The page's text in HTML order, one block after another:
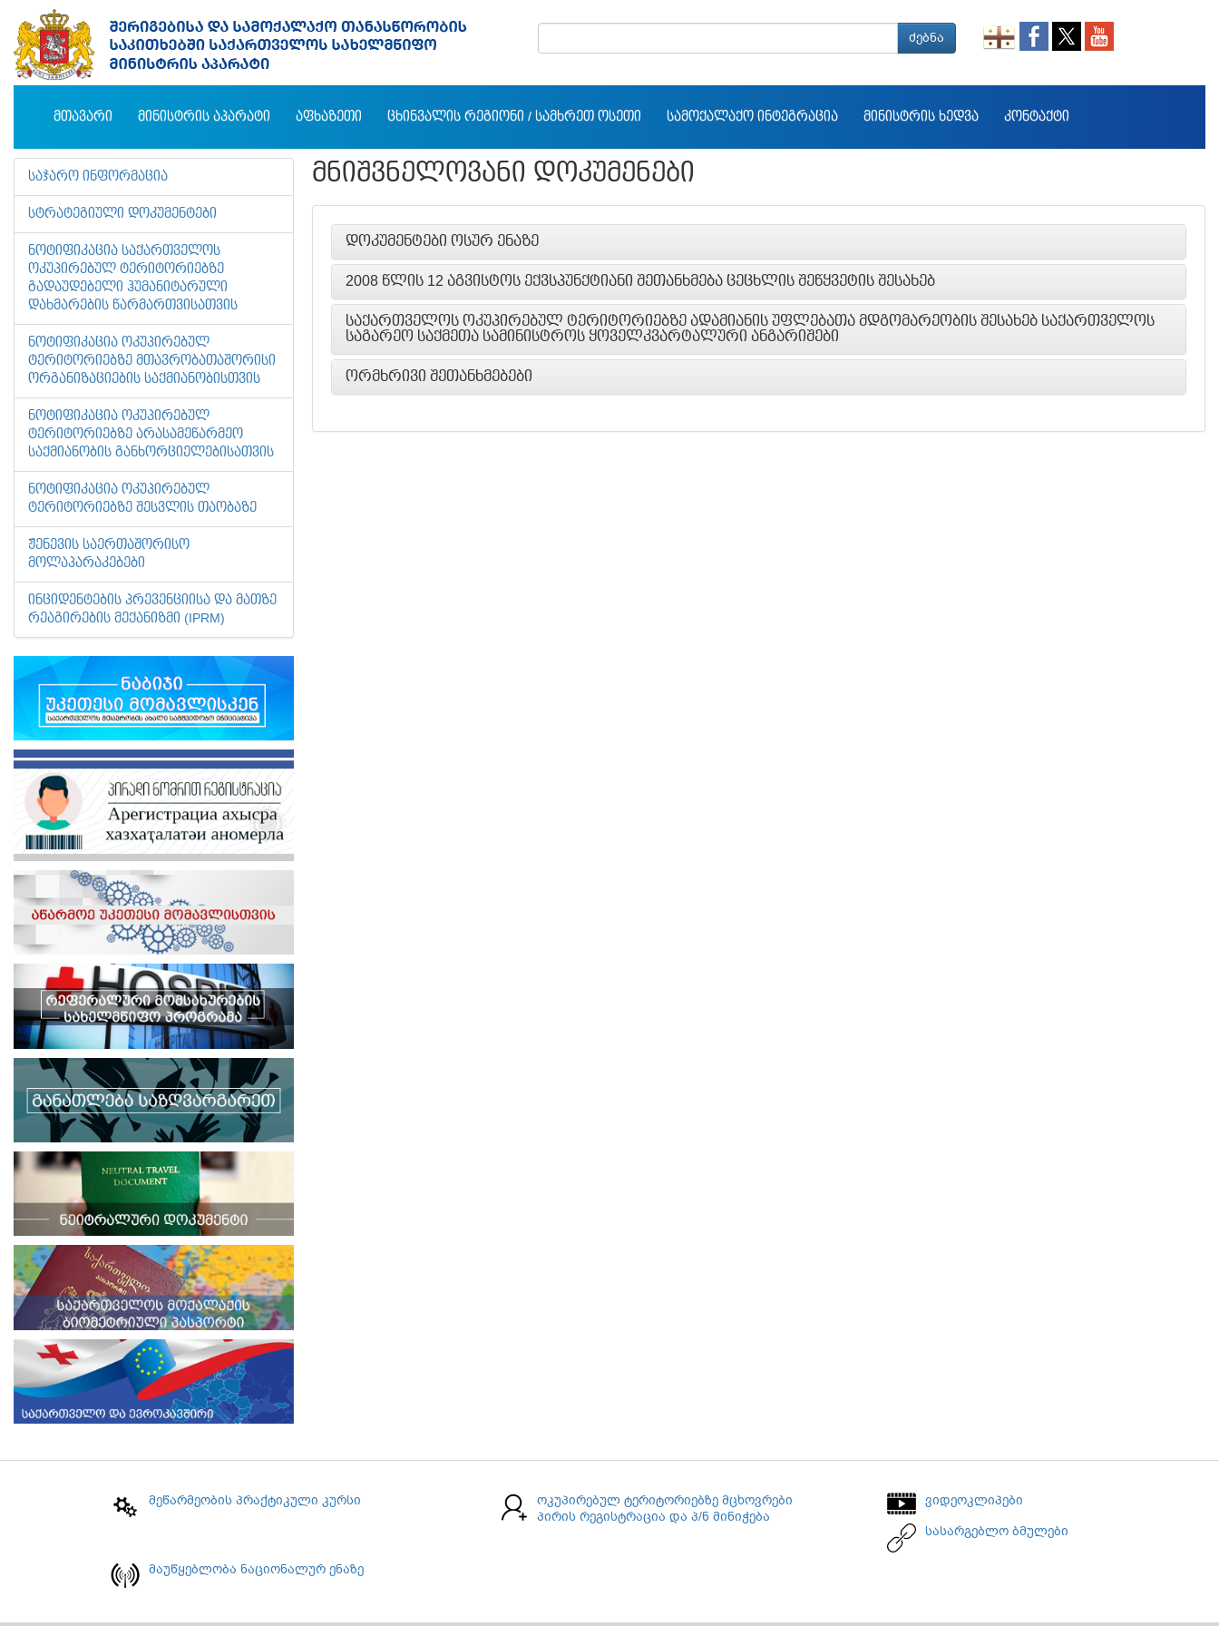
ძებნა
ᲛᲗᲐᲕᲐᲠᲘ ᲛᲘᲜᲘᲡᲢᲠᲘᲡ ᲐᲞᲐᲠᲐᲢᲘ ᲐᲤᲮᲐᲖᲔᲗᲘ ᲪᲮᲘᲜᲕᲐᲚᲘᲡ ᲠᲔᲒᲘᲝᲜᲘ / ᲡᲐᲛᲮᲠᲔᲗ ᲝᲡᲔᲗᲘ ᲡᲐᲛᲝᲥᲐᲚᲐᲥᲝ ᲘᲜᲢᲔᲒᲠᲐᲪᲘᲐ ᲛᲘᲜᲘᲡᲢᲠᲘᲡ ᲮᲔᲓᲕᲐ ᲙᲝᲜᲢᲐᲥᲢᲘ
ᲡᲐᲯᲐᲠᲝ ᲘᲜᲤᲝᲠᲛᲐᲪᲘᲐ
ᲡᲢᲠᲐᲢᲔᲒᲘᲣᲚᲘ ᲓᲝᲙᲣᲛᲔᲜᲢᲔᲑᲘ
ᲜᲝᲢᲘᲤᲘᲙᲐᲪᲘᲐ ᲡᲐᲥᲐᲠᲗᲕᲔᲚᲝᲡ
ᲝᲙᲣᲞᲘᲠᲔᲑᲣᲚ ᲢᲔᲠᲘᲢᲝᲠᲘᲔᲑᲖᲔ
ᲒᲐᲓᲐᲣᲓᲔᲑᲔᲚᲘ ᲰᲣᲛᲐᲜᲘᲢᲐᲠᲣᲚᲘ
ᲓᲐᲮᲛᲐᲠᲔᲑᲘᲡ ᲬᲐᲠᲛᲐᲠᲗᲕᲘᲡᲐᲗᲕᲘᲡ
ᲜᲝᲢᲘᲤᲘᲙᲐᲪᲘᲐ ᲝᲙᲣᲞᲘᲠᲔᲑᲣᲚ
ᲢᲔᲠᲘᲢᲝᲠᲘᲔᲑᲖᲔ ᲛᲗᲐᲕᲠᲝᲑᲐᲗᲐᲨᲝᲠᲘᲡᲘ
ᲝᲠᲒᲐᲜᲘᲖᲐᲪᲘᲔᲑᲘᲡ ᲡᲐᲥᲛᲘᲐᲜᲝᲑᲘᲡᲗᲕᲘᲡ
ᲜᲝᲢᲘᲤᲘᲙᲐᲪᲘᲐ ᲝᲙᲣᲞᲘᲠᲔᲑᲣᲚ
ᲢᲔᲠᲘᲢᲝᲠᲘᲔᲑᲖᲔ ᲐᲠᲐᲡᲐᲛᲔᲬᲐᲠᲛᲔᲝ
ᲡᲐᲥᲛᲘᲐᲜᲝᲑᲘᲡ ᲒᲐᲜᲮᲝᲠᲪᲘᲔᲚᲔᲑᲘᲡᲐᲗᲕᲘᲡ
ᲜᲝᲢᲘᲤᲘᲙᲐᲪᲘᲐ ᲝᲙᲣᲞᲘᲠᲔᲑᲣᲚ
ᲢᲔᲠᲘᲢᲝᲠᲘᲔᲑᲖᲔ ᲨᲔᲡᲕᲚᲘᲡ ᲗᲐᲝᲑᲐᲖᲔ
ᲟᲔᲜᲔᲕᲘᲡ ᲡᲐᲔᲠᲗᲐᲨᲝᲠᲘᲡᲝ
ᲛᲝᲚᲐᲞᲐᲠᲐᲙᲔᲑᲔᲑᲘ
ᲘᲜᲪᲘᲓᲔᲜᲢᲔᲑᲘᲡ ᲞᲠᲔᲕᲔᲜᲪᲘᲘᲡᲐ ᲓᲐ ᲛᲐᲗᲖᲔ
ᲠᲔᲐᲒᲘᲠᲔᲑᲘᲡ ᲛᲔᲥᲐᲜᲘᲖᲛᲘ (IPRM)
ᲛᲜᲘᲨᲕᲜᲔᲚᲝᲕᲐᲜᲘ ᲓᲝᲙᲣᲛᲔᲜᲔᲑᲘ
ᲓᲝᲙᲣᲛᲔᲜᲢᲔᲑᲘ ᲝᲡᲣᲠ ᲔᲜᲐᲖᲔ
2008 ᲬᲚᲘᲡ 12 ᲐᲒᲕᲘᲡᲢᲝᲡ ᲔᲥᲕᲡᲞᲣᲜᲥᲢᲘᲐᲜᲘ ᲨᲔᲗᲐᲜᲮᲛᲔᲑᲐ ᲪᲔᲪᲮᲚᲘᲡ ᲨᲔᲬᲧᲕᲔᲢᲘᲡ ᲨᲔᲡᲐᲮᲔᲑ
ᲡᲐᲥᲐᲠᲗᲕᲔᲚᲝᲡ ᲝᲙᲣᲞᲘᲠᲔᲑᲣᲚ ᲢᲔᲠᲘᲢᲝᲠᲘᲔᲑᲖᲔ ᲐᲓᲐᲛᲘᲐᲜᲘᲡ ᲣᲤᲚᲔᲑᲐᲗᲐ ᲛᲓᲒᲝᲛᲐᲠᲔᲝᲑᲘᲡ ᲨᲔᲡᲐᲮᲔᲑ ᲡᲐᲥᲐᲠᲗᲕᲔᲚᲝᲡ
ᲡᲐᲒᲐᲠᲔᲝ ᲡᲐᲥᲛᲔᲗᲐ ᲡᲐᲛᲘᲜᲘᲡᲢᲠᲝᲡ ᲧᲝᲕᲔᲚᲙᲕᲐᲠᲢᲐᲚᲣᲠᲘ ᲐᲜᲒᲐᲠᲘᲨᲔᲑᲘ
ᲝᲠᲛᲮᲠᲘᲕᲘ ᲨᲔᲗᲐᲜᲮᲛᲔᲑᲔᲑᲘ
მეწარმეობის პრაქტიკული კურსი
ოკუპირებულ ტერიტორიებზე მცხოვრები
პირის რეგისტრაცია და პ/ნ მინიჭება
ვიდეოკლიპები
სასარგებლო ბმულები
მაუწყებლობა ნაციონალურ ენაზე